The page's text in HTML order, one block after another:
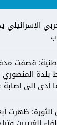
قصفت
بلدة
أدى إلى إصابة
الثورة: ظهرت